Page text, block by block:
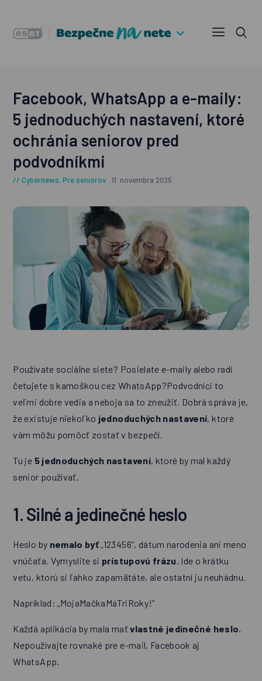
Facebook, WhatsApp a e-maily:
5 jednoduchých nastavení, ktoré
ochránia seniorov pred
podvodníkmi
Cybernews,Pre seniorov 11. novembra 2025
Používate sociálne siete? Posielate e-maily alebo radi
četujete s kamoškou cez WhatsApp?Podvodníci to
veľmi dobre vedia a neboja sa to zneužiť. Dobrá správa je,
že existuje niekoľko jednoduchých nastavení, ktoré
vám môžu pomôcť zostať v bezpečí.
Tu je 5 jednoduchých nastavení, ktoré by mal každý
senior používať.
1. Silné a jedinečné heslo
Heslo by nemalo byť„123456“, dátum narodenia ani meno
vnúčaťa. Vymyslite si prístupovú frázu. Ide o krátku
vetu, ktorú si ľahko zapamätáte, ale ostatní ju neuhádnu.
Napríklad: „MojaMačkaMáTriRoky!“
Každá aplikácia by mala maťvlastné jedinečné heslo.
Nepoužívajte rovnaké pre e-mail, Facebook aj
WhatsApp.